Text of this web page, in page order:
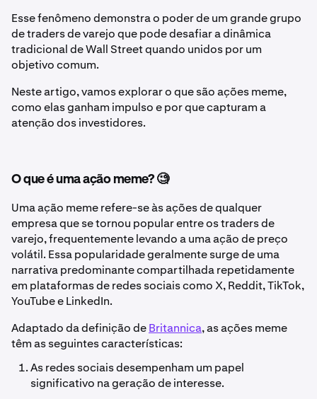
Esse fenômeno demonstra o poder de um grande grupo
de traders de varejo que pode desafiar a dinâmica
tradicional de Wall Street quando unidos por um
objetivo comum.
Neste artigo, vamos explorar o que são ações meme,
como elas ganham impulso e por que capturam a
atenção dos investidores.
O que é uma ação meme? 🧐
Uma ação meme refere-se às ações de qualquer
empresa que se tornou popular entre os traders de
varejo, frequentemente levando a uma ação de preço
volátil. Essa popularidade geralmente surge de uma
narrativa predominante compartilhada repetidamente
em plataformas de redes sociais como X, Reddit, TikTok,
YouTube e LinkedIn.
Adaptado da definição deBritannica, as ações meme
têm as seguintes características:
As redes sociais desempenham um papel
significativo na geração de interesse.